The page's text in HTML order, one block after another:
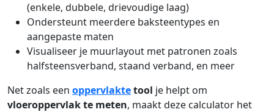
(enkele, dubbele, drievoudige laag)
Ondersteunt meerdere baksteentypes en
aangepaste maten
Visualiseer je muurlayout met patronen zoals
halfsteensverband, staand verband, en meer
Net zoals een oppervlaktetool je helpt om
vloeroppervlak te meten, maakt deze calculator het